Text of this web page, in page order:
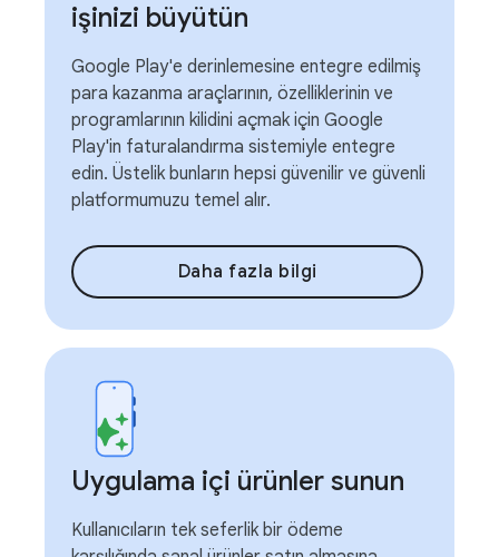
işinizi büyütün
Google Play'e derinlemesine entegre edilmiş
para kazanma araçlarının, özelliklerinin ve
programlarının kilidini açmak için Google
Play'in faturalandırma sistemiyle entegre
edin. Üstelik bunların hepsi güvenilir ve güvenli
platformumuzu temel alır.
Daha fazla bilgi
Uygulama içi ürünler sunun
Kullanıcıların tek seferlik bir ödeme